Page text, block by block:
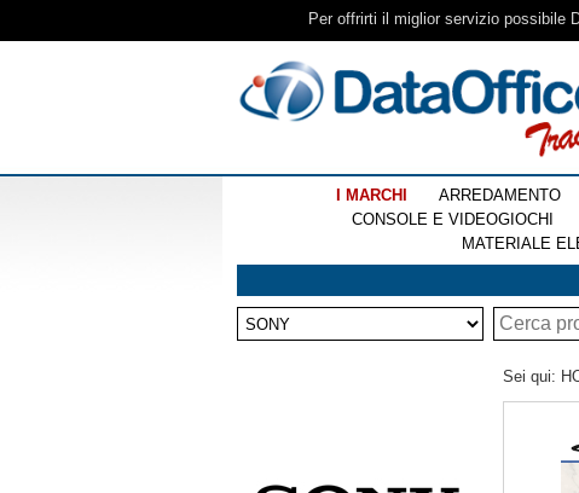
Per offrirti il miglior servizio possibile
I MARCHI ARREDAMENTO
CONSOLE E VIDEOGIOCHI
MATERIALE
Sei qui: